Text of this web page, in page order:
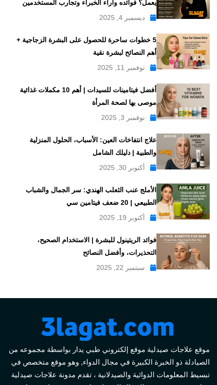
يعمل؟ فوائده وآراء الخبراء وتجارب المستخدمين
ديسمبر 4, 2025
5 خطوات ساحرة للحصول على البشرة الزجاجية +
أهم النصائح لبشرة نقية
نوفمبر 11, 2025
أفضل فيتامينات للسيدات | أهم 10 مكملات غذائية
موصى بها لصحة المرأة
نوفمبر 3, 2025
علاج انتفاخات العين: الأسباب، الحلول المنزلية
والطبية | دليلك الشامل
أكتوبر 30, 2025
الأملج عنب الثعلب الهندي: سر الجمال والشباب
الطبيعي | 20 ضعف فيتامين سي
أكتوبر 19, 2025
فوائد الريتينول للبشرة | الاستخدام الصحيح،
التحذيرات، وأفضل النصائح
سبتمبر 22, 2025
موقع علاجات صيدلية موقع إلكتروني طبي يدار بواسطة مجموعه من
الصيادلة ذو الخبرة الكبيرة في مجال الدواء, وهو موقع متخصص في
تبسيط المعلومات الدوائية والصيدلانية ، تقدم مدونة علاجات صيدلية